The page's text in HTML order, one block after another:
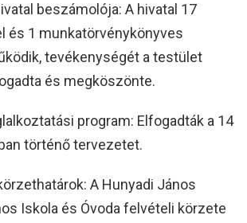
beszámolója: A hivatal 17
és 1 munkatörvénykönyves
tevékenységét a testület
és megköszönte.
program: Elfogadták a 14
történő tervezetet.
A Hunyadi János
Iskola és Óvoda felvételi körzete